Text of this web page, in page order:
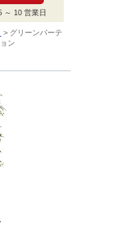
～ 10 営業日
グリーンパーテ
ン